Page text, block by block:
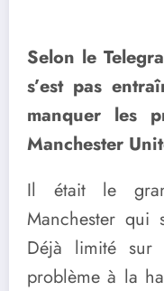
Selon le
s’est pas
manquer les
Manchester
Il était le
Manchester qui
Déjà limité
problème à la